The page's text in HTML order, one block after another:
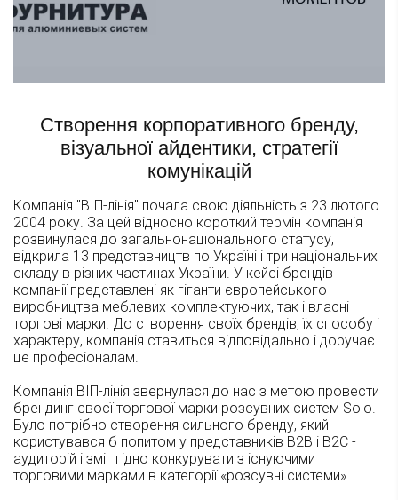
Створення корпоративного бренду,
візуальної айдентики, стратегії
комунікацій
Компанія "ВІП-лінія" почала свою діяльність з 23 лютого
2004 року. За цей відносно короткий термін компанія
розвинулася до загальнонаціонального статусу,
відкрила 13 представництв по Україні і три національних
складу в різних частинах України. У кейсі брендів
компанії представлені як гіганти європейського
виробництва меблевих комплектуючих, так і власні
торгові марки. До створення своїх брендів, їх способу і
характеру, компанія ставиться відповідально і доручає
це професіоналам.
Компанія ВІП-лінія звернулася до нас з метою провести
брендинг своєї торгової марки розсувних систем Solo.
Було потрібно створення сильного бренду, який
користувався б попитом у представників В2В і В2С -
аудиторій і зміг гідно конкурувати з існуючими
торговими марками в категорії «розсувні системи».